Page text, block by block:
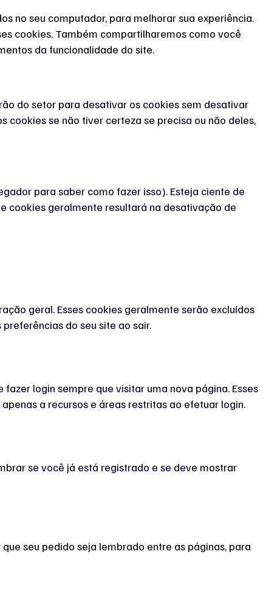
no seu computador, para melhorar sua experiência.
cookies. Também compartilharemos como você
da funcionalidade do site.
do setor para desativar os cookies sem desativar
cookies se não tiver certeza se precisa ou não deles,
para saber como fazer isso). Esteja ciente de
cookies geralmente resultará na desativação de
geral. Esses cookies geralmente serão excluídos
do seu site ao sair.
login sempre que visitar uma nova página. Esses
a recursos e áreas restritas ao efetuar login.
se você já está registrado e se deve mostrar
seu pedido seja lembrado entre as páginas, para